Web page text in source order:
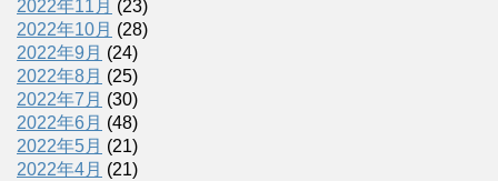
2022年11月 (23)
2022年10月 (28)
2022年9月 (24)
2022年8月 (25)
2022年7月 (30)
2022年6月 (48)
2022年5月 (21)
2022年4月 (21)